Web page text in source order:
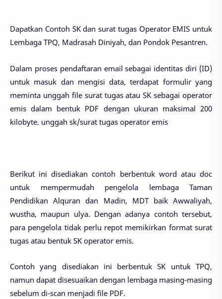
Dapatkan Contoh SK dan surat tugas Operator EMIS untuk
Lembaga TPQ, Madrasah Diniyah, dan Pondok Pesantren.
Dalam proses pendaftaran email sebagai identitas diri (ID)
untuk masuk dan mengisi data, terdapat formulir yang
meminta unggah file surat tugas atau SK sebagai operator
emis dalam bentuk PDF dengan ukuran maksimal 200
kilobyte. unggah sk/surat tugas operator emis
Berikut ini disediakan contoh berbentuk word atau doc
untuk mempermudah pengelola lembaga Taman
Pendidikan Alquran dan Madin, MDT baik Awwaliyah,
wustha, maupun ulya. Dengan adanya contoh tersebut,
para pengelola tidak perlu repot memikirkan format surat
tugas atau bentuk SK operator emis.
Contoh yang disediakan ini berbentuk SK untuk TPQ,
namun dapat disesuaikan dengan lembaga masing-masing
sebelum di-scan menjadi file PDF.